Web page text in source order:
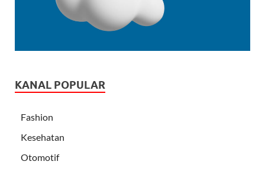
KANAL POPULAR
Fashion
Kesehatan
Otomotif